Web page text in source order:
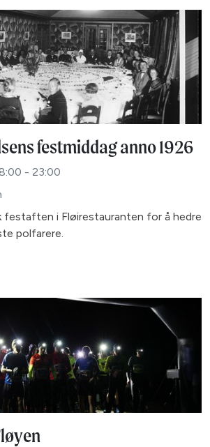
festmiddag anno 1926
- 23:00
festaften i Fløirestauranten for å hedre
polfarere.